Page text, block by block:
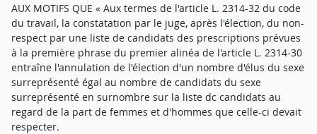
AUX MOTIFS QUE « Aux termes de l'article L. 2314-32 du code
du travail, la constatation par le juge, après l'élection, du non-
respect par une liste de candidats des prescriptions prévues
à la première phrase du premier alinéa de l'article L. 2314-30
entraîne l'annulation de l'élection d'un nombre d'élus du sexe
surreprésenté égal au nombre de candidats du sexe
surreprésenté en surnombre sur la liste dc candidats au
regard de la part de femmes et d'hommes que celle-ci devait
respecter.